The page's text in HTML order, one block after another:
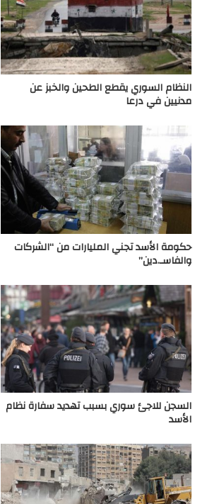
النظام السوري يقطع الطحين والخبز عن
مدنيين في درعا
حكومة الأسد تجني المليارات من “الشركات
والفاسـ.دين”
السجن للاجئ سوري بسبب تهديد سفارة نظام
الأسد